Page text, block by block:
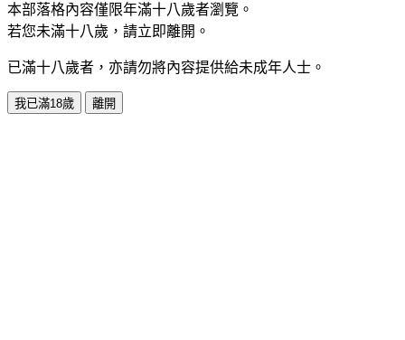
本部落格內容僅限年滿十八歲者瀏覽。
若您未滿十八歲，請立即離開。
已滿十八歲者，亦請勿將內容提供給未成年人士。
我已滿18歲 離開